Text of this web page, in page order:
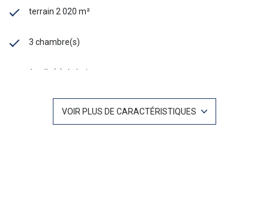
terrain 2 020 m²
3 chambre(s)
1 salle(s) de bain
VOIR PLUS DE CARACTÉRISTIQUES